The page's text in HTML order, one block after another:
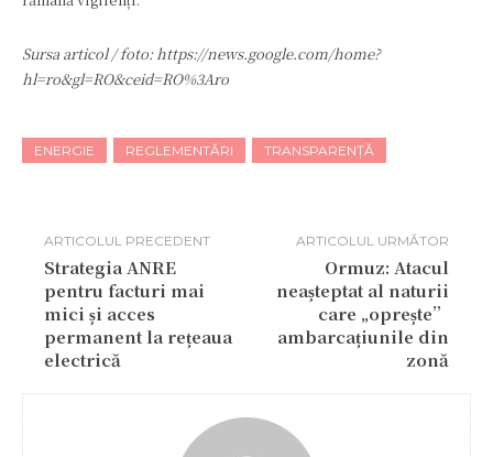
Sursa articol / foto: https://news.google.com/home?
hl=ro&gl=RO&ceid=RO%3Aro
ENERGIE REGLEMENTĂRI TRANSPARENȚĂ
ARTICOLUL PRECEDENT
Strategia ANRE
pentru facturi mai
mici și acces
permanent la rețeaua
electrică
ARTICOLUL URMĂTOR
Ormuz: Atacul
neașteptat al naturii
care „oprește”
ambarcațiunile din
zonă